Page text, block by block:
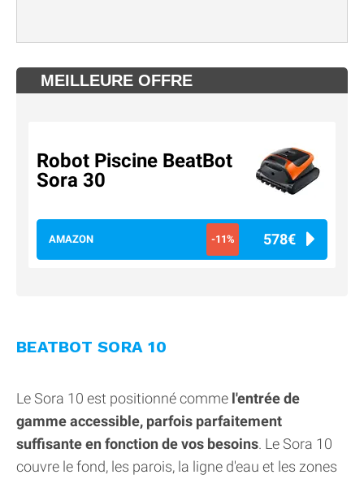
MEILLEURE OFFRE
Robot Piscine BeatBot
Sora 30
AMAZON -11% 578€
BEATBOT SORA 10
Le Sora 10 est positionné comme l'entrée de
gamme accessible, parfois parfaitement
suffisante en fonction de vos besoins. Le Sora 10
couvre le fond, les parois, la ligne d'eau et les zones